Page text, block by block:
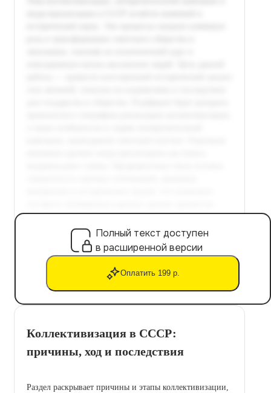
Полный текст доступен
в расширенной версии
Оплатить 199 р.
Коллективизация в СССР:
причины, ход и последствия
Раздел раскрывает причины и этапы коллективизации,